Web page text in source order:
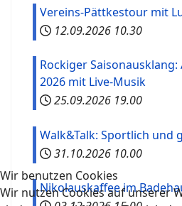
Vereins-Pättkestour mit
12.09.2026 10.30
Rockiger
2026 mit Live-Musik
25.09.2026 19.00
Walk&Talk: Sportlich und
31.10.2026 10.00
Nikolauskaffee im
Wir benutzen Cookies
Wir nutzen Cookies auf unserer